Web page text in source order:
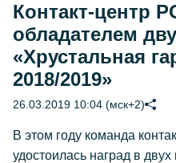
Контакт-центр
обладателем
«Хрустальная
2018/2019»
26.03.2019 10:04 (мск+2)
В этом году команда
удостоилась наград в